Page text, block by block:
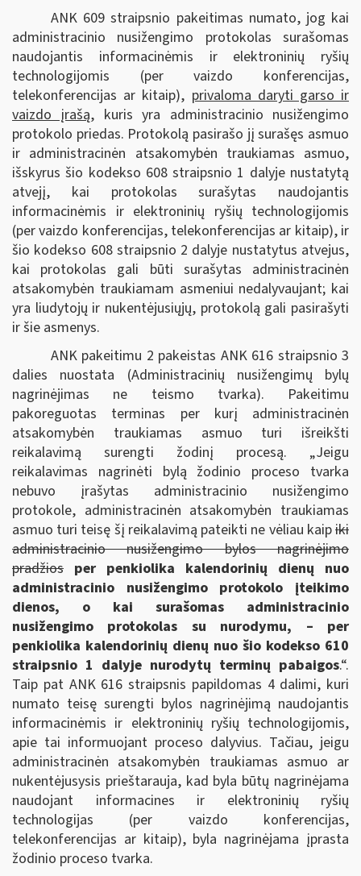
ANK 609 straipsnio pakeitimas numato, jog kai
administracinio nusižengimo protokolas surašomas
naudojantis informacinėmis ir elektroninių ryšių
technologijomis (per vaizdo konferencijas,
telekonferencijas ar kitaip), privaloma daryti garso ir
vaizdo įrašą, kuris yra administracinio nusižengimo
protokolo priedas. Protokolą pasirašo jį surašęs asmuo
ir administracinėn atsakomybėn traukiamas asmuo,
išskyrus šio kodekso 608 straipsnio 1 dalyje nustatytą
atvejį, kai protokolas surašytas naudojantis
informacinėmis ir elektroninių ryšių technologijomis
(per vaizdo konferencijas, telekonferencijas ar kitaip), ir
šio kodekso 608 straipsnio 2 dalyje nustatytus atvejus,
kai protokolas gali būti surašytas administracinėn
atsakomybėn traukiamam asmeniui nedalyvaujant; kai
yra liudytojų ir nukentėjusiųjų, protokolą gali pasirašyti
ir šie asmenys.
ANK pakeitimu 2 pakeistas ANK 616 straipsnio 3
dalies nuostata (Administracinių nusižengimų bylų
nagrinėjimas ne teismo tvarka). Pakeitimu
pakoreguotas terminas per kurį administracinėn
atsakomybėn traukiamas asmuo turi išreikšti
reikalavimą surengti žodinį procesą. „Jeigu
reikalavimas nagrinėti bylą žodinio proceso tvarka
nebuvo įrašytas administracinio nusižengimo
protokole, administracinėn atsakomybėn traukiamas
asmuo turi teisę šį reikalavimą pateikti ne vėliau kaipiki
administracinio nusižengimo bylos nagrinėjimo
pradžios per penkiolika kalendorinių dienų nuo
administracinio nusižengimo protokolo įteikimo
dienos, o kai surašomas administracinio
nusižengimo protokolas su nurodymu, – per
penkiolika kalendorinių dienų nuo šio kodekso 610
straipsnio 1 dalyje nurodytų terminų pabaigos.“.
Taip pat ANK 616 straipsnis papildomas 4 dalimi, kuri
numato teisę surengti bylos nagrinėjimą naudojantis
informacinėmis ir elektroninių ryšių technologijomis,
apie tai informuojant proceso dalyvius. Tačiau, jeigu
administracinėn atsakomybėn traukiamas asmuo ar
nukentėjusysis prieštarauja, kad byla būtų nagrinėjama
naudojant informacines ir elektroninių ryšių
technologijas (per vaizdo konferencijas,
telekonferencijas ar kitaip), byla nagrinėjama įprasta
žodinio proceso tvarka.